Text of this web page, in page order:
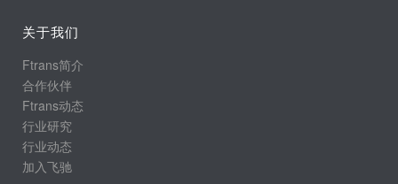
关于我们
Ftrans简介
合作伙伴
Ftrans动态
行业研究
行业动态
加入飞驰